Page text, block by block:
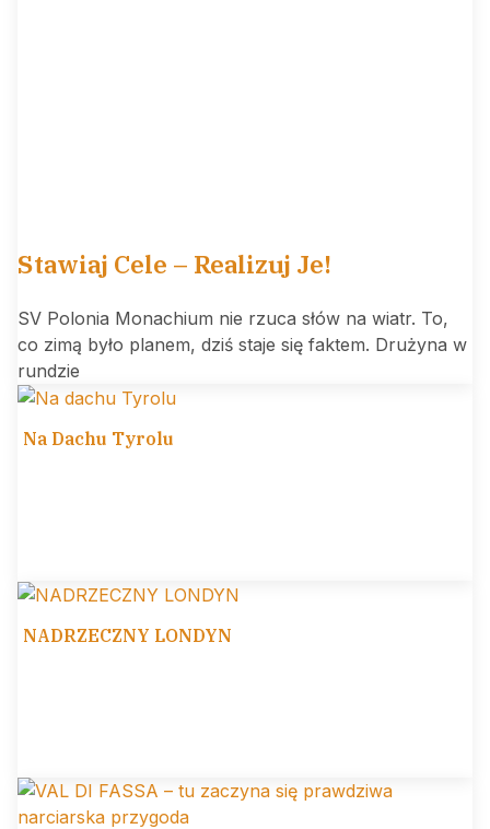
Stawiaj Cele – Realizuj Je!
SV Polonia Monachium nie rzuca słów na wiatr. To,
co zimą było planem, dziś staje się faktem. Drużyna w
rundzie
Na Dachu Tyrolu
NADRZECZNY LONDYN